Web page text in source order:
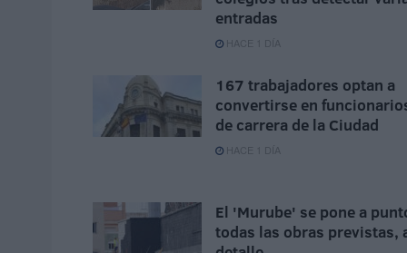
entradas
HACE 1 DÍA
167 trabajadores optan a
convertirse en
de carrera de la Ciudad
HACE 1 DÍA
El 'Murube' se pone a
todas las obras previstas,